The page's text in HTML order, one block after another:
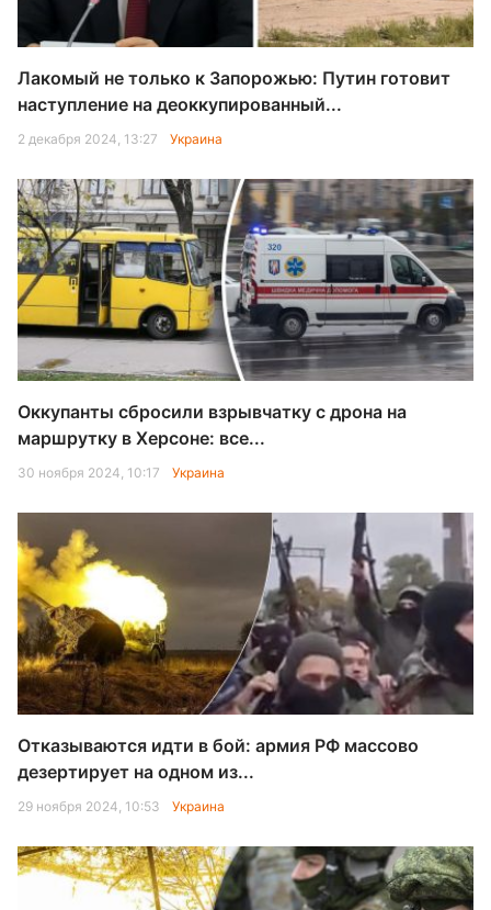
Лакомый не только к Запорожью: Путин готовит
наступление на деоккупированный...
2 декабря 2024, 13:27 Украина
Оккупанты сбросили взрывчатку с дрона на
маршрутку в Херсоне: все...
30 ноября 2024, 10:17 Украина
Отказываются идти в бой: армия РФ массово
дезертирует на одном из...
29 ноября 2024, 10:53 Украина